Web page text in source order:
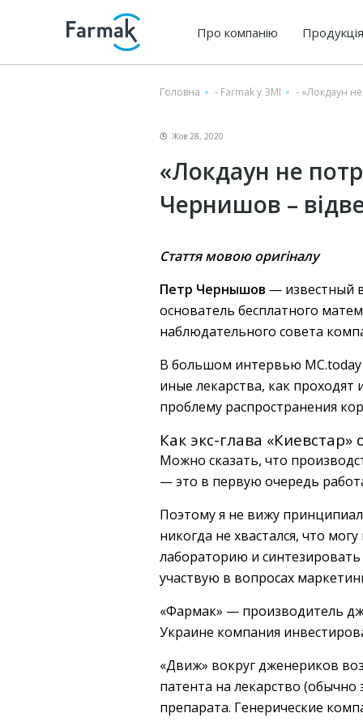
Про компанію Продукція
Головна - Farmak у ЗМІ - «Локдаун
Жов 28, 2020
«Локдаун не
Чернишов –
Стаття мовою оригіналу
Петр Чернышов — известный
основатель бесплатного
наблюдательного совета
В большом интервью MC.today
иные лекарства, как
проблему распространения
Как экс-глава
Можно сказать, что
— это в первую очередь
Поэтому я не вижу
никогда не хвастался, что
лабораторию и синтезировать
участвую в вопросах
«Фармак» — производитель
Украине компания
«Движ» вокруг дженериков
патента на лекарство
препарата. Генерические